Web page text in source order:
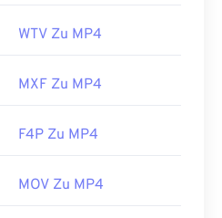
Picture Experts Group
1999
wiki/MPEG-4
WTV Zu MP4
MXF Zu MP4
F4P Zu MP4
MOV Zu MP4